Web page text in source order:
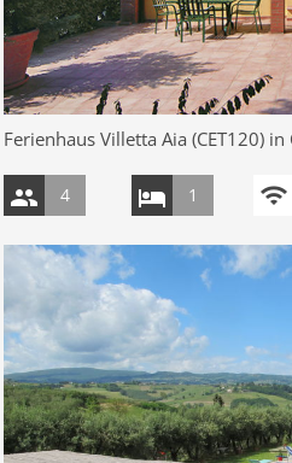
Ferienhaus Villetta Aia (CET120)
4 1